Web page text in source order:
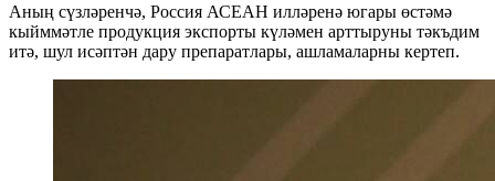
Аның сүзләренчә, Россия АСЕАН илләренә югары өстәмә
кыйммәтле продукция экспорты күләмен арттыруны тәкъдим
итә, шул исәптән дару препаратлары, ашламаларны кертеп.